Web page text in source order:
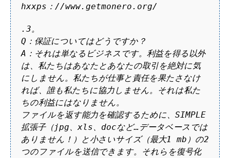
hxxps：//www.getmonero.org/
.3。
Q：保証についてはどうですか？
A：それは単なるビジネスです。利益を得る以外
は、私たちはあなたとあなたの取引を絶対に気
にしません。私たちが仕事と責任を果たさなけ
れば、誰も私たちに協力しません。それは私た
ちの利益にはなりません。
ファイルを返す能力を確認するために、SIMPLE
拡張子（jpg、xls、docなど…データベースでは
ありません！）と小さいサイズ（最大1 mb）の2
つのファイルを送信できます。それらを復号化